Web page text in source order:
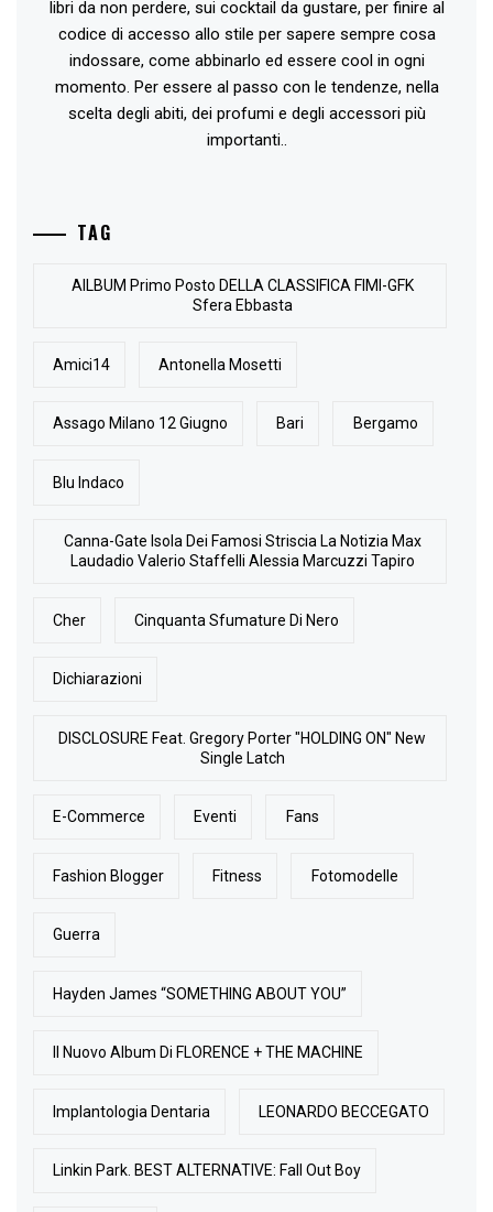
libri da non perdere, sui cocktail da gustare, per finire al
codice di accesso allo stile per sapere sempre cosa
indossare, come abbinarlo ed essere cool in ogni
momento. Per essere al passo con le tendenze, nella
scelta degli abiti, dei profumi e degli accessori più
importanti..
TAG
AlLBUM Primo Posto DELLA CLASSIFICA FIMI-GFK
Sfera Ebbasta
Amici14 Antonella Mosetti
Assago Milano 12 Giugno Bari Bergamo
Blu Indaco
Canna-Gate Isola Dei Famosi Striscia La Notizia Max
Laudadio Valerio Staffelli Alessia Marcuzzi Tapiro
Cher Cinquanta Sfumature Di Nero
Dichiarazioni
DISCLOSURE Feat. Gregory Porter "HOLDING ON" New
Single Latch
E-Commerce Eventi Fans
Fashion Blogger Fitness Fotomodelle
Guerra
Hayden James “SOMETHING ABOUT YOU”
Il Nuovo Album Di FLORENCE + THE MACHINE
Implantologia Dentaria LEONARDO BECCEGATO
Linkin Park. BEST ALTERNATIVE: Fall Out Boy